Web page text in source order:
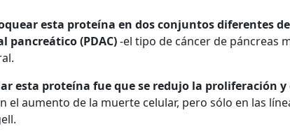
esta proteína en dos conjuntos diferentes
pancreático (PDAC)-el tipo de cáncer de páncreas
esta proteína fue que se redujo la proliferación
el aumento de la muerte celular, pero sólo en las